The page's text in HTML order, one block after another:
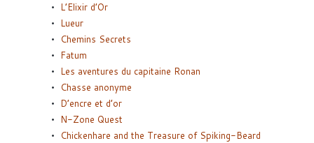
L’Elixir d’Or
Lueur
Chemins Secrets
Fatum
Les aventures du capitaine Ronan
Chasse anonyme
D’encre et d’or
N-Zone Quest
Chickenhare and the Treasure of Spiking-Beard